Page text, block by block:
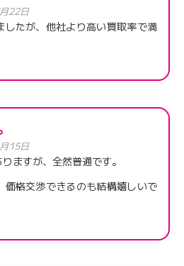
22日
したが、他社より高い買取率で満
15日
ますが、全然普通です。
価格交渉できるのも結構嬉しいで